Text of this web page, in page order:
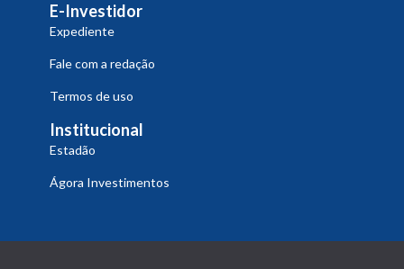
E-Investidor
Expediente
Fale com a redação
Termos de uso
Institucional
Estadão
Ágora Investimentos